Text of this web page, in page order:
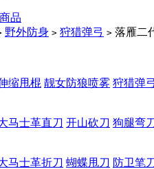
品
野外防身 > 狩猎弹弓 > 落雁二
缩甩棍 靓女防狼喷雾 狩猎弹
马士革直刀 开山砍刀 狗腿弯
马士革折刀 蝴蝶甩刀 防卫笔